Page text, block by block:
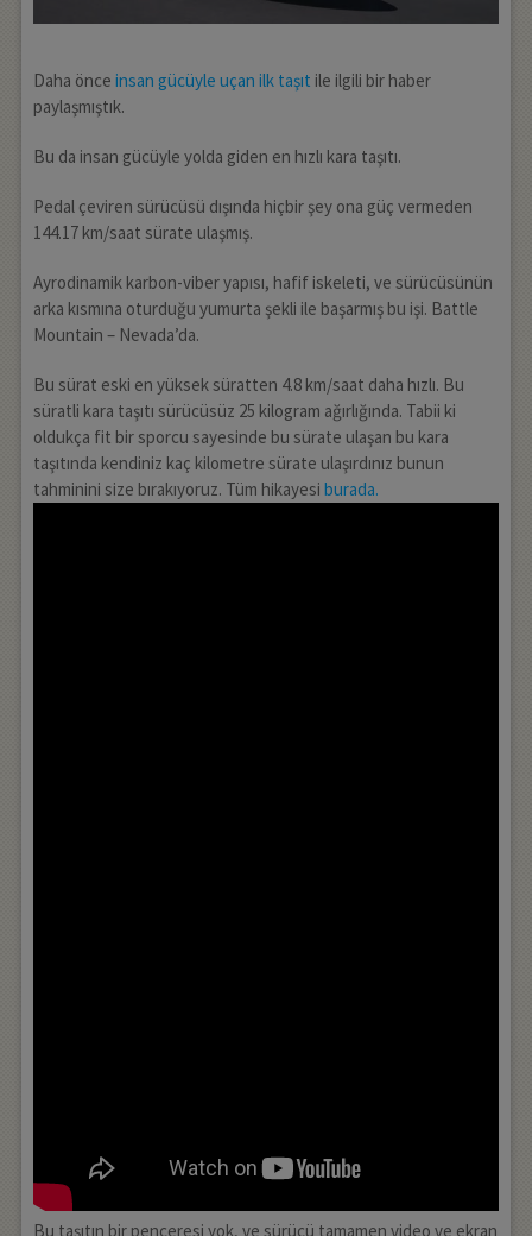
Daha önce insan gücüyle uçan ilk taşıt ile ilgili bir haber
paylaşmıştık.
Bu da insan gücüyle yolda giden en hızlı kara taşıtı.
Pedal çeviren sürücüsü dışında hiçbir şey ona güç vermeden
144.17 km/saat sürate ulaşmış.
Ayrodinamik karbon-viber yapısı, hafif iskeleti, ve sürücüsünün
arka kısmına oturduğu yumurta şekli ile başarmış bu işi. Battle
Mountain – Nevada’da.
Bu sürat eski en yüksek süratten 4.8 km/saat daha hızlı. Bu
süratli kara taşıtı sürücüsüz 25 kilogram ağırlığında. Tabii ki
oldukça fit bir sporcu sayesinde bu sürate ulaşan bu kara
taşıtında kendiniz kaç kilometre sürate ulaşırdınız bunun
tahminini size bırakıyoruz. Tüm hikayesi burada.
Bu taşıtın bir penceresi yok, ve sürücü tamamen video ve ekran